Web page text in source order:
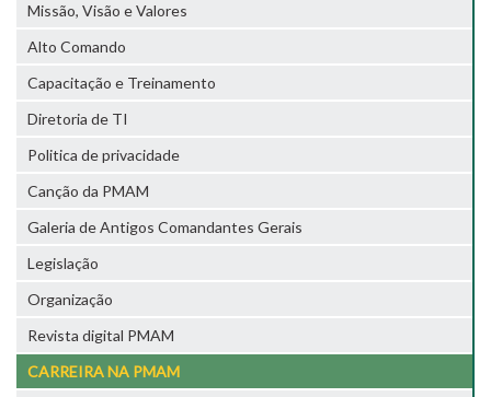
Missão, Visão e Valores
Alto Comando
Capacitação e Treinamento
Diretoria de TI
Politica de privacidade
Canção da PMAM
Galeria de Antigos Comandantes Gerais
Legislação
Organização
Revista digital PMAM
CARREIRA NA PMAM